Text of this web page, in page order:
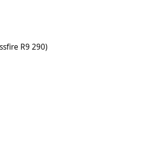
R9 290)